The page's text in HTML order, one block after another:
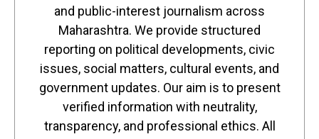
and public-interest journalism across
Maharashtra. We provide structured
reporting on political developments, civic
issues, social matters, cultural events, and
government updates. Our aim is to present
verified information with neutrality,
transparency, and professional ethics. All